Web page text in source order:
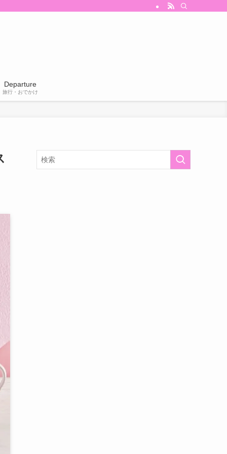
Departure
旅行・おでかけ